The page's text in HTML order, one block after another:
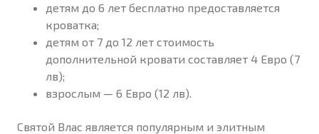
детям до 6 лет бесплатно предоставляется
кроватка;
детям от 7 до 12 лет стоимость
дополнительной кровати составляет 4 Евро (7
лв);
взрослым — 6 Евро (12 лв).
Святой Влас является популярным и элитным